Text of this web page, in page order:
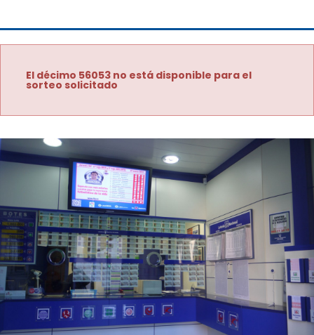
El décimo 56053 no está disponible para el
sorteo solicitado